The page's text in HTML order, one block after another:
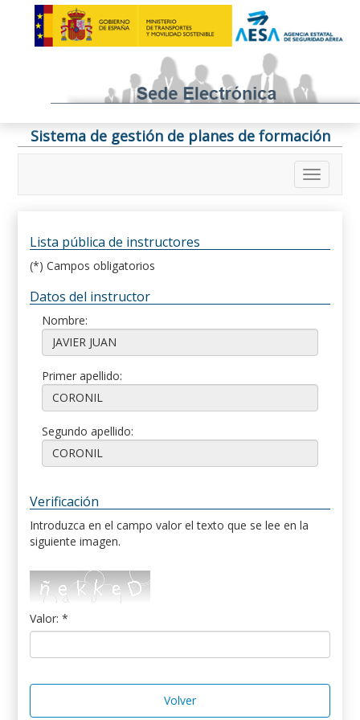
Sistema de gestión de planes de formación
Lista pública de instructores
(*) Campos obligatorios
Datos del instructor
Nombre:
Primer apellido:
Segundo apellido:
Verificación
Introduzca en el campo valor el texto que se lee en la
siguiente imagen.
Valor: *
Volver